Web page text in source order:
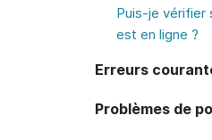
Puis-je vérifier
est en ligne ?
Erreurs
Problèmes de